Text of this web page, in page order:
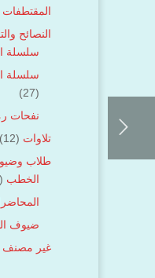
المقتطفات
النصائح
سلسلة
سلسلة
(27)
نفحات
تلاوات (12)
طلاب
الخطب (4)
ضيوف
غير مصنف